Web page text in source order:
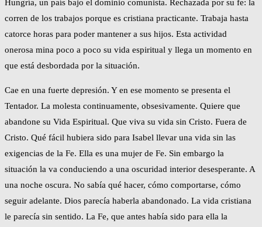
Hungría, un país bajo el dominio comunista. Rechazada por su fe: la
corren de los trabajos porque es cristiana practicante. Trabaja hasta
catorce horas para poder mantener a sus hijos. Esta actividad
onerosa mina poco a poco su vida espiritual y llega un momento en
que está desbordada por la situación.
Cae en una fuerte depresión. Y en ese momento se presenta el
Tentador. La molesta continuamente, obsesivamente. Quiere que
abandone su Vida Espiritual. Que viva su vida sin Cristo. Fuera de
Cristo. Qué fácil hubiera sido para Isabel llevar una vida sin las
exigencias de la Fe. Ella es una mujer de Fe. Sin embargo la
situación la va conduciendo a una oscuridad interior desesperante. A
una noche oscura. No sabía qué hacer, cómo comportarse, cómo
seguir adelante. Dios parecía haberla abandonado. La vida cristiana
le parecía sin sentido. La Fe, que antes había sido para ella la